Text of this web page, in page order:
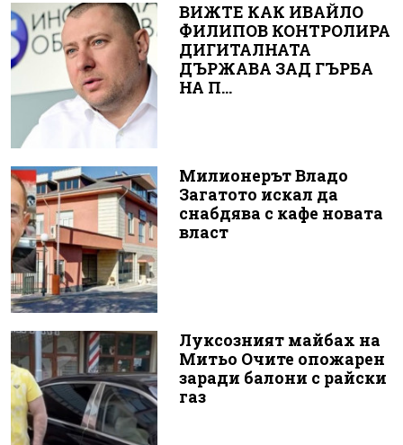
ВИЖТЕ КАК ИВАЙЛО
ФИЛИПОВ КОНТРОЛИРА
ДИГИТАЛНАТА
ДЪРЖАВА ЗАД ГЪРБА
НА П...
Милионерът Владо
Загатото искал да
снабдява с кафе новата
власт
Луксозният майбах на
Митьо Очите опожарен
заради балони с райски
газ